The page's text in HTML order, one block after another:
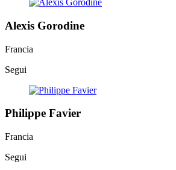
Alexis Gorodine
Francia
Segui
Philippe Favier
Francia
Segui